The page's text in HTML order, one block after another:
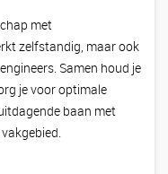
met
zelfstandig, maar ook
Samen houd je
je voor optimale
baan met